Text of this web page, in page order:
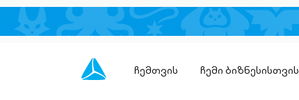
ჩემთვის ჩემი ბიზნესისთვის